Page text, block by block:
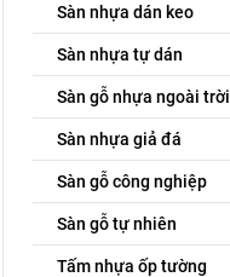
Sàn nhựa dán keo
Sàn nhựa tự dán
Sàn gỗ nhựa ngoài trời
Sàn nhựa giả đá
Sàn gỗ công nghiệp
Sàn gỗ tự nhiên
Tấm nhựa ốp tường